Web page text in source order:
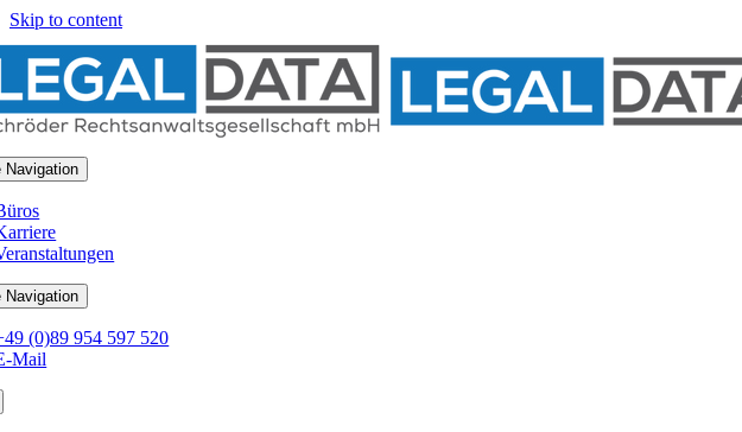
Skip to content
Navigation
Navigation
(0)89 954 597 520
Mail